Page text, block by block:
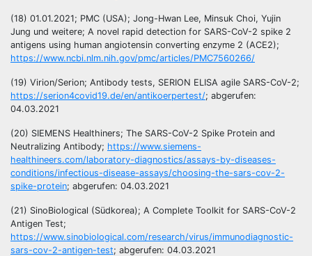
(18) 01.01.2021; PMC (USA); Jong-Hwan Lee, Minsuk Choi, Yujin
Jung und weitere; A novel rapid detection for SARS-CoV-2 spike 2
antigens using human angiotensin converting enzyme 2 (ACE2);
https://www.ncbi.nlm.nih.gov/pmc/articles/PMC7560266/
(19) Virion/Serion; Antibody tests, SERION ELISA agile SARS-CoV-2;
https://serion4covid19.de/en/antikoerpertest/; abgerufen:
04.03.2021
(20) SIEMENS Healthiners; The SARS-CoV-2 Spike Protein and
Neutralizing Antibody; https://www.siemens-
healthineers.com/laboratory-diagnostics/assays-by-diseases-
conditions/infectious-disease-assays/choosing-the-sars-cov-2-
spike-protein; abgerufen: 04.03.2021
(21) SinoBiological (Südkorea); A Complete Toolkit for SARS-CoV-2
Antigen Test;
https://www.sinobiological.com/research/virus/immunodiagnostic-
sars-cov-2-antigen-test; abgerufen: 04.03.2021